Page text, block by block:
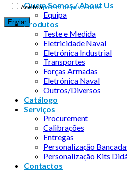
Aceito apolítica de privacidade
Quem Somos / About Us
Equipa
Produtos
Teste e Medida
Eletricidade Naval
Eletrónica Industrial
Transportes
Forças Armadas
Eletrónica Naval
Outros/Diversos
Catálogo
Serviços
Procurement
Calibrações
Entregas
Personalização
Personalização Kits
Contactos